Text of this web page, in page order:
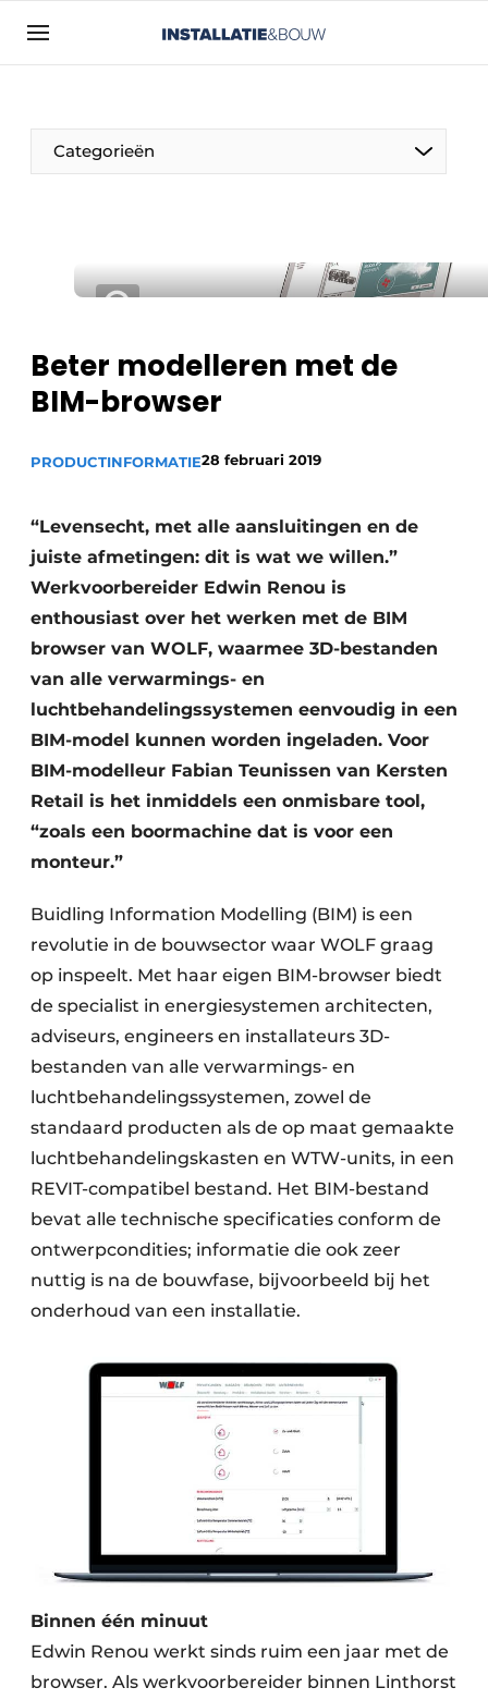
Aanmelden
Bedrijven
Contact
Installatie & Bouw | Platform over
Meest gelezen
Nieuwsbrief
Vacature aanmelden
Vacatures
Video’s
Categorieën
Beter modelleren met de
BIM-browser
PRODUCTINFORMATIE28 februari 2019
“Levensecht, met alle aansluitingen en de
juiste afmetingen: dit is wat we willen.”
Werkvoorbereider Edwin Renou is
enthousiast over het werken met de BIM
browser van WOLF, waarmee 3D-bestanden
van alle verwarmings- en
luchtbehandelingssystemen eenvoudig in een
BIM-model kunnen worden ingeladen. Voor
BIM-modelleur Fabian Teunissen van Kersten
Retail is het inmiddels een onmisbare tool,
“zoals een boormachine dat is voor een
monteur.”
Buidling Information Modelling (BIM) is een
revolutie in de bouwsector waar WOLF graag
op inspeelt. Met haar eigen BIM-browser biedt
de specialist in energiesystemen architecten,
adviseurs, engineers en installateurs 3D-
bestanden van alle verwarmings- en
luchtbehandelingssystemen, zowel de
standaard producten als de op maat gemaakte
luchtbehandelingskasten en WTW-units, in een
REVIT-compatibel bestand. Het BIM-bestand
bevat alle technische specificaties conform de
ontwerpcondities; informatie die ook zeer
nuttig is na de bouwfase, bijvoorbeeld bij het
onderhoud van een installatie.
Binnen één minuut
Edwin Renou werkt sinds ruim een jaar met de
browser. Als werkvoorbereider binnen Linthorst